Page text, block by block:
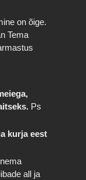
on õige.
Tema
Ps
kurja eest
all ja